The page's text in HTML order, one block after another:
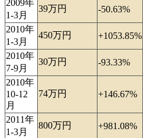
2009年
1-3月
39万円 -50.63%
2010年
1-3月
450万円 +1053.85%
2010年
7-9月
30万円 -93.33%
2010年
10-12
月
74万円 +146.67%
2011年
1-3月
800万円 +981.08%